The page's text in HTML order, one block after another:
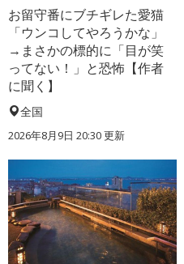
お留守番にブチギレた愛猫
「ウンコしてやろうかな」
→まさかの標的に「目が笑
ってない！」と恐怖【作者
に聞く】
全国
2026年8月9日 20:30更新